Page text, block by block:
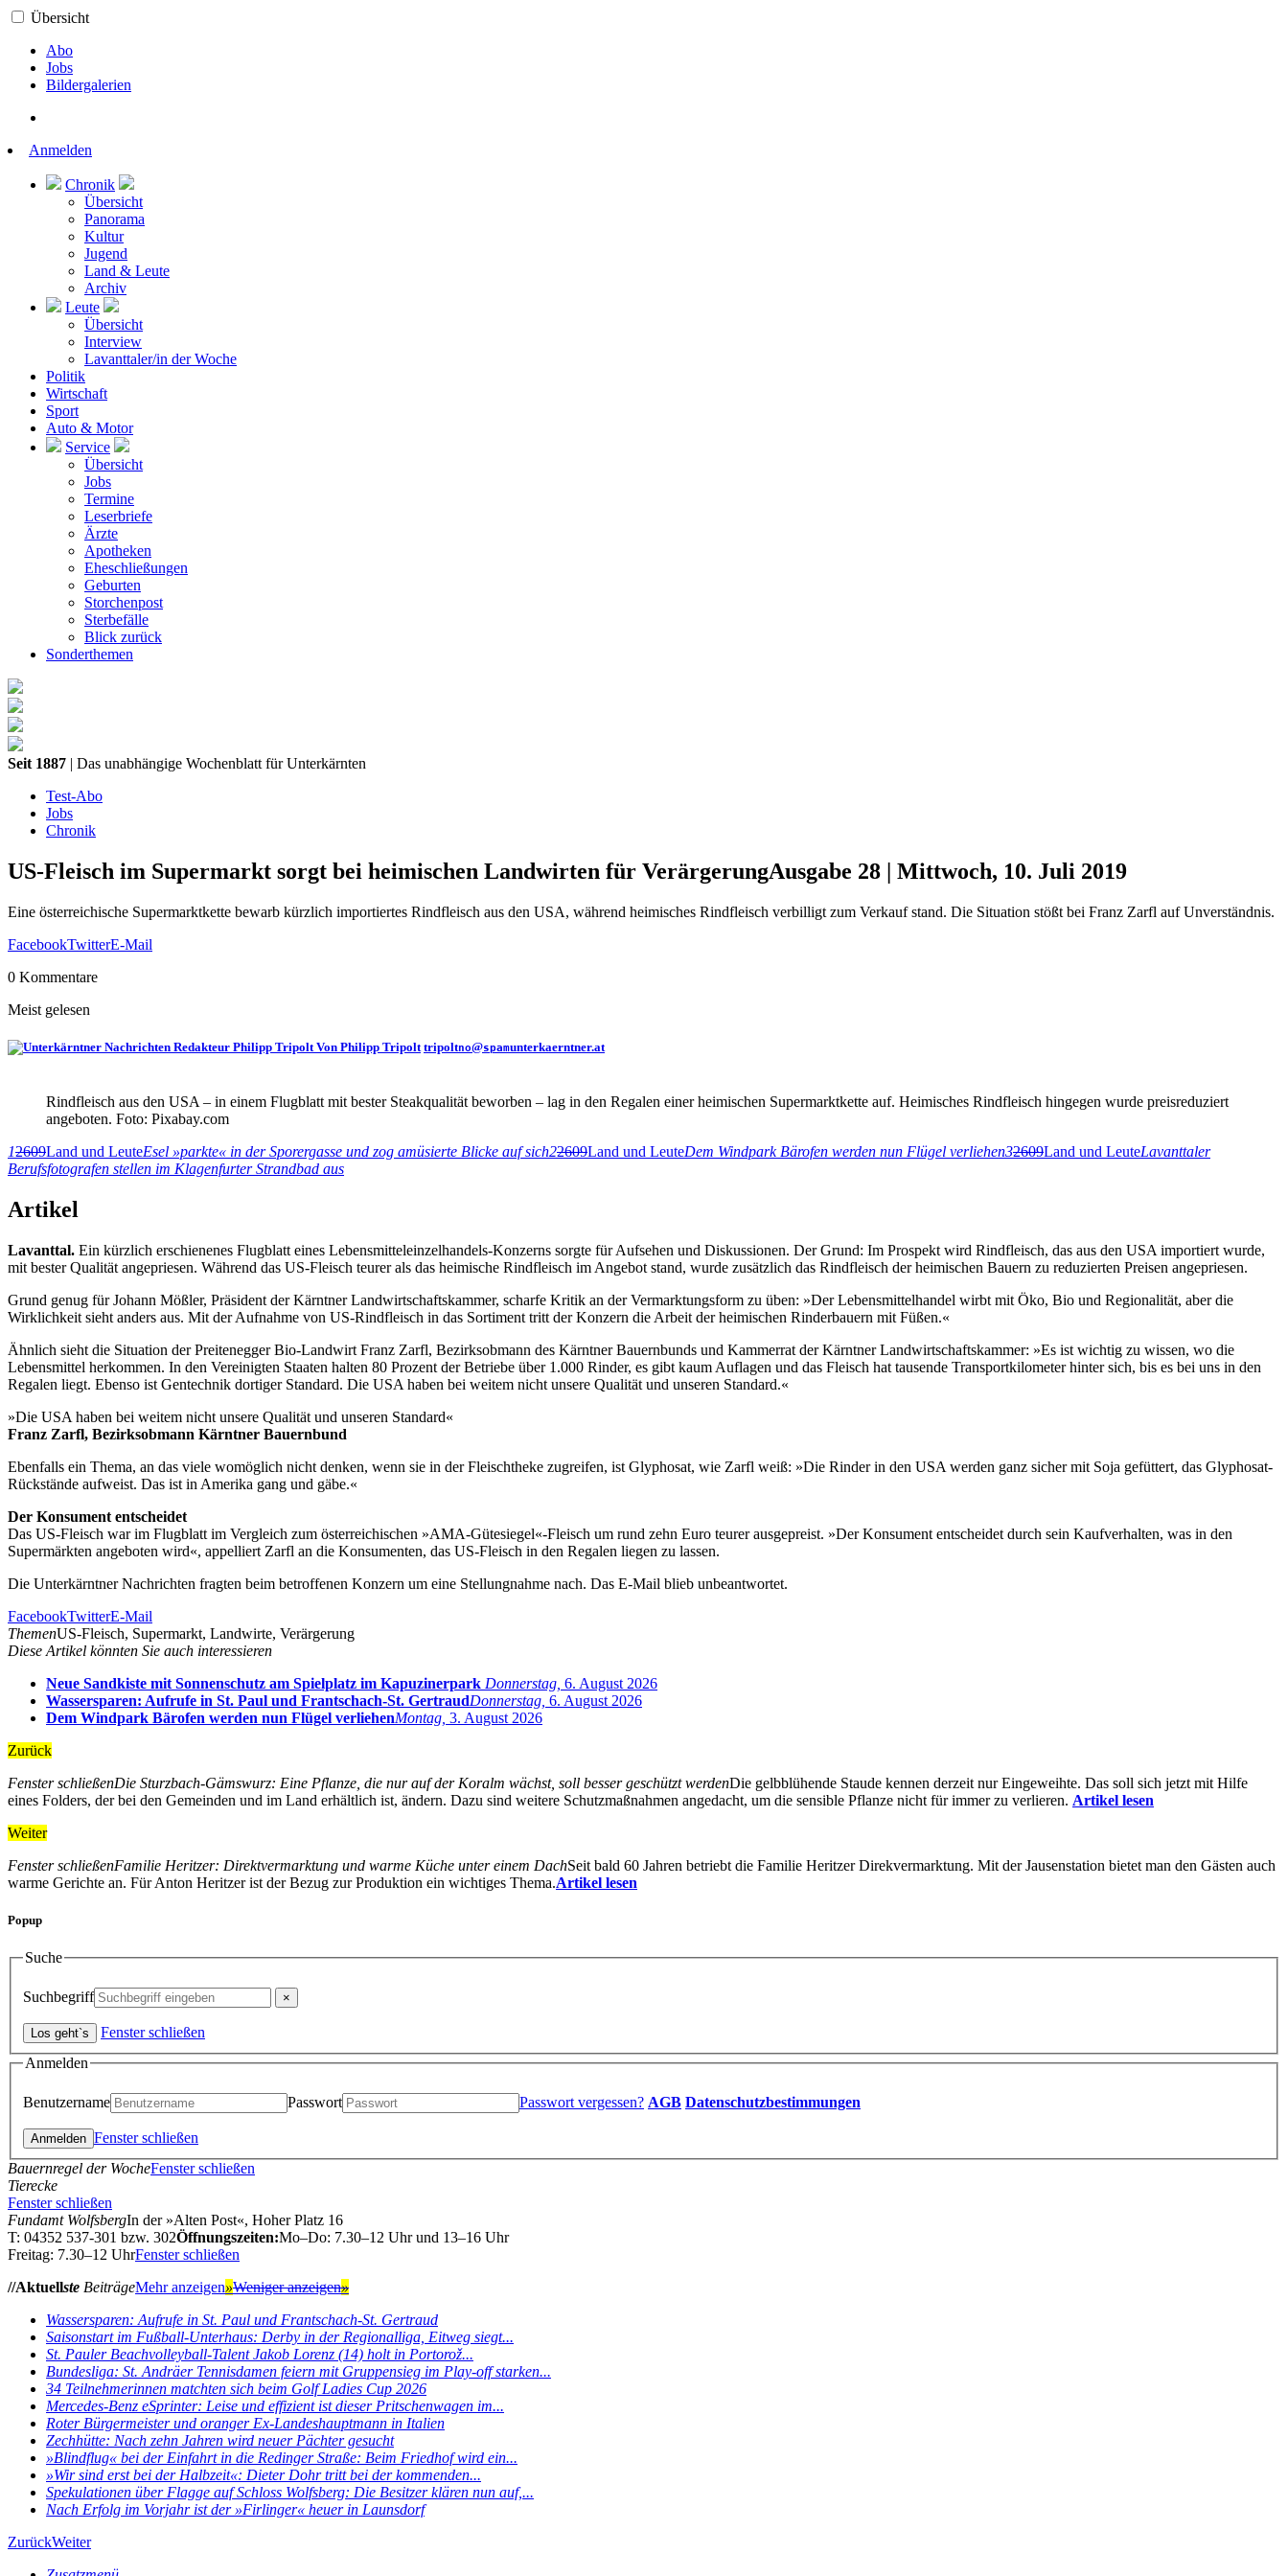
Übersicht
Abo
Jobs
Bildergalerien
Anmelden
Chronik
Übersicht
Panorama
Kultur
Jugend
Land & Leute
Archiv
Leute
Übersicht
Interview
Lavanttaler/in der Woche
Politik
Wirtschaft
Sport
Auto & Motor
Service
Übersicht
Jobs
Termine
Leserbriefe
Ärzte
Apotheken
Eheschließungen
Geburten
Storchenpost
Sterbefälle
Blick zurück
Sonderthemen
Seit 1887 | Das unabhängige Wochenblatt für Unterkärnten
Test-Abo
Jobs
Chronik
US-Fleisch im Supermarkt sorgt bei heimischen Landwirten für VerärgerungAusgabe 28 | Mittwoch, 10. Juli 2019
Eine österreichische Supermarktkette bewarb kürzlich importiertes Rindfleisch aus den USA, während heimisches Rindfleisch verbilligt zum Verkauf stand. Die Situation stößt bei Franz Zarfl auf Unverständnis.
FacebookTwitterE-Mail
0 Kommentare
Meist gelesen
Von Philipp Tripolt tripoltno@spamunterkaerntner.at
Rindfleisch aus den USA – in einem Flugblatt mit bester Steakqualität beworben – lag in den Regalen einer heimischen Supermarktkette auf. Heimisches Rindfleisch hingegen wurde preisreduziert
angeboten. Foto: Pixabay.com
12609Land und LeuteEsel »parkte« in der Sporergasse und zog amüsierte Blicke auf sich22609Land und LeuteDem Windpark Bärofen werden nun Flügel verliehen32609Land und LeuteLavanttaler
Berufsfotografen stellen im Klagenfurter Strandbad aus
Artikel
Lavanttal. Ein kürzlich erschienenes Flugblatt eines Lebensmitteleinzelhandels-Konzerns sorgte für Aufsehen und Diskussionen. Der Grund: Im Prospekt wird Rindfleisch, das aus den USA importiert wurde,
mit bester Qualität angepriesen. Während das US-Fleisch teurer als das heimische Rindfleisch im Angebot stand, wurde zusätzlich das Rindfleisch der heimischen Bauern zu reduzierten Preisen angepriesen.
Grund genug für Johann Mößler, Präsident der Kärntner Landwirtschaftskammer, scharfe Kritik an der Vermarktungsform zu üben: »Der Lebensmittelhandel wirbt mit Öko, Bio und Regionalität, aber die
Wirklichkeit sieht anders aus. Mit der Aufnahme von US-Rindfleisch in das Sortiment tritt der Konzern die Arbeit der heimischen Rinderbauern mit Füßen.«
Ähnlich sieht die Situation der Preitenegger Bio-Landwirt Franz Zarfl, Bezirksobmann des Kärntner Bauernbunds und Kammerrat der Kärntner Landwirtschaftskammer: »Es ist wichtig zu wissen, wo die
Lebensmittel herkommen. In den Vereinigten Staaten halten 80 Prozent der Betriebe über 1.000 Rinder, es gibt kaum Auflagen und das Fleisch hat tausende Transportkilometer hinter sich, bis es bei uns in den
Regalen liegt. Ebenso ist Gentechnik dortiger Standard. Die USA haben bei weitem nicht unsere Qualität und unseren Standard.«
»Die USA haben bei weitem nicht unsere Qualität und unseren Standard«
Franz Zarfl, Bezirksobmann Kärntner Bauernbund
Ebenfalls ein Thema, an das viele womöglich nicht denken, wenn sie in der Fleischtheke zugreifen, ist Glyphosat, wie Zarfl weiß: »Die Rinder in den USA werden ganz sicher mit Soja gefüttert, das Glyphosat-
Rückstände aufweist. Das ist in Amerika gang und gäbe.«
Der Konsument entscheidet
Das US-Fleisch war im Flugblatt im Vergleich zum österreichischen »AMA-Gütesiegel«-Fleisch um rund zehn Euro teurer ausgepreist. »Der Konsument entscheidet durch sein Kaufverhalten, was in den
Supermärkten angeboten wird«, appelliert Zarfl an die Konsumenten, das US-Fleisch in den Regalen liegen zu lassen.
Die Unterkärntner Nachrichten fragten beim betroffenen Konzern um eine Stellungnahme nach. Das E-Mail blieb unbeantwortet.
FacebookTwitterE-Mail
ThemenUS-Fleisch, Supermarkt, Landwirte, Verärgerung
Diese Artikel könnten Sie auch interessieren
Neue Sandkiste mit Sonnenschutz am Spielplatz im Kapuzinerpark Donnerstag, 6. August 2026
Wassersparen: Aufrufe in St. Paul und Frantschach-St. GertraudDonnerstag, 6. August 2026
Dem Windpark Bärofen werden nun Flügel verliehenMontag, 3. August 2026
Zurück
Fenster schließenDie Sturzbach-Gämswurz: Eine Pflanze, die nur auf der Koralm wächst, soll besser geschützt werdenDie gelbblühende Staude kennen derzeit nur Eingeweihte. Das soll sich jetzt mit Hilfe
eines Folders, der bei den Gemeinden und im Land erhältlich ist, ändern. Dazu sind weitere Schutzmaßnahmen angedacht, um die sensible Pflanze nicht für immer zu verlieren. Artikel lesen
Weiter
Fenster schließenFamilie Heritzer: Direktvermarktung und warme Küche unter einem DachSeit bald 60 Jahren betriebt die Familie Heritzer Direkvermarktung. Mit der Jausenstation bietet man den Gästen auch
warme Gerichte an. Für Anton Heritzer ist der Bezug zur Produktion ein wichtiges Thema.Artikel lesen
Popup
Suche
Suchbegriff
Fenster schließen
Anmelden
Benutzername Passwort Passwort vergessen? AGB Datenschutzbestimmungen
Fenster schließen
Bauernregel der WocheFenster schließen
Tierecke
Fenster schließen
Fundamt WolfsbergIn der »Alten Post«, Hoher Platz 16
T: 04352 537-301 bzw. 302Öffnungszeiten:Mo–Do: 7.30–12 Uhr und 13–16 Uhr
Freitag: 7.30–12 UhrFenster schließen
//Aktuellste BeiträgeMehr anzeigen»Weniger anzeigen»
Wassersparen: Aufrufe in St. Paul und Frantschach-St. Gertraud
Saisonstart im Fußball-Unterhaus: Derby in der Regionalliga, Eitweg siegt...
St. Pauler Beachvolleyball-Talent Jakob Lorenz (14) holt in Portorož...
Bundesliga: St. Andräer Tennisdamen feiern mit Gruppensieg im Play-off starken...
34 Teilnehmerinnen matchten sich beim Golf Ladies Cup 2026
Mercedes-Benz eSprinter: Leise und effizient ist dieser Pritschenwagen im...
Roter Bürgermeister und oranger Ex-Landeshauptmann in Italien
Zechhütte: Nach zehn Jahren wird neuer Pächter gesucht
»Blindflug« bei der Einfahrt in die Redinger Straße: Beim Friedhof wird ein...
»Wir sind erst bei der Halbzeit«: Dieter Dohr tritt bei der kommenden...
Spekulationen über Flagge auf Schloss Wolfsberg: Die Besitzer klären nun auf,...
Nach Erfolg im Vorjahr ist der »Firlinger« heuer in Launsdorf
ZurückWeiter